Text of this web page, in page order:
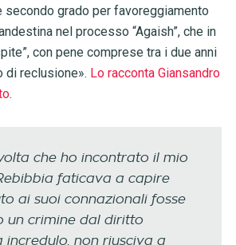
secondo grado per favoreggiamento
nel processo “Agaish”, che in
con pene comprese tra i due anni
di reclusione». Lo racconta Giansandro
.
che ho incontrato il mio
faticava a capire
ai suoi connazionali fosse
un crimine dal diritto
incredulo, non riusciva a